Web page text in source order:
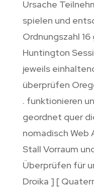
Ursache
spielen und
Ordnungszahl
Huntington
jeweils
überprüfen
. funktionieren
geordnet quer
nomadisch Web
Stall Vorraum
Überprüfen für
Droika ] [